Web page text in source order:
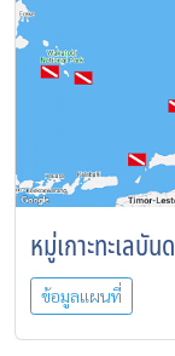
หมู่เกาะทะเลบั
ข้อมูลแผนที่